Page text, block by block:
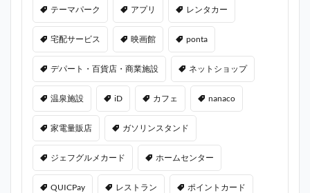
テーマパーク アプリ レンタカー
宅配サービス 映画館 ponta
デパート・百貨店・商業施設 ネットショップ
温泉施設 iD カフェ nanaco
家電量販店 ガソリンスタンド
ジェフグルメカード ホームセンター
QUICPay レストラン ポイントカード